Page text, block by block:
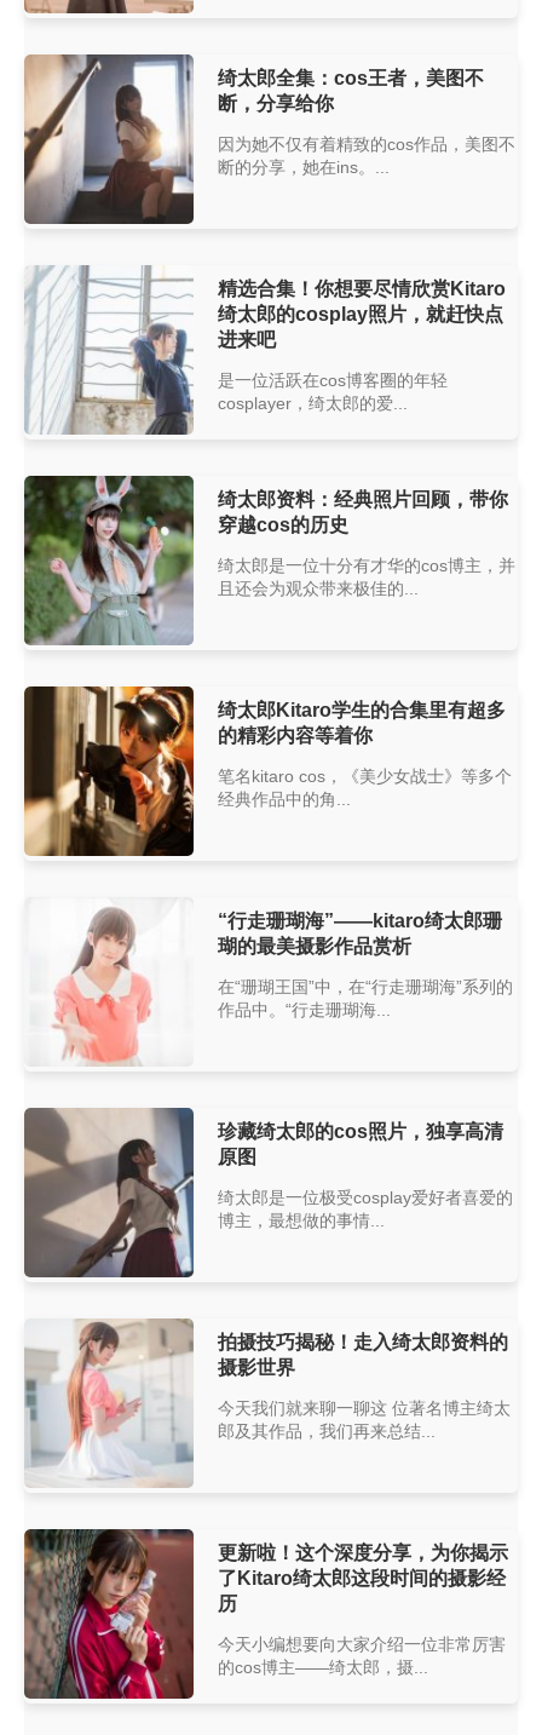
绮太郎全集：cos王者，美图不
断，分享给你
因为她不仅有着精致的cos作品，美图不
断的分享，她在ins。...
精选合集！你想要尽情欣赏Kitaro
绮太郎的cosplay照片，就赶快点
进来吧
是一位活跃在cos博客圈的年轻
cosplayer，绮太郎的爱...
绮太郎资料：经典照片回顾，带你
穿越cos的历史
绮太郎是一位十分有才华的cos博主，并
且还会为观众带来极佳的...
绮太郎Kitaro学生的合集里有超多
的精彩内容等着你
笔名kitaro cos，《美少女战士》等多个
经典作品中的角...
“行走珊瑚海”——kitaro绮太郎珊
瑚的最美摄影作品赏析
在“珊瑚王国”中，在“行走珊瑚海”系列的
作品中。“行走珊瑚海...
珍藏绮太郎的cos照片，独享高清
原图
绮太郎是一位极受cosplay爱好者喜爱的
博主，最想做的事情...
拍摄技巧揭秘！走入绮太郎资料的
摄影世界
今天我们就来聊一聊这 位著名博主绮太
郎及其作品，我们再来总结...
更新啦！这个深度分享，为你揭示
了Kitaro绮太郎这段时间的摄影经
历
今天小编想要向大家介绍一位非常厉害
的cos博主——绮太郎，摄...